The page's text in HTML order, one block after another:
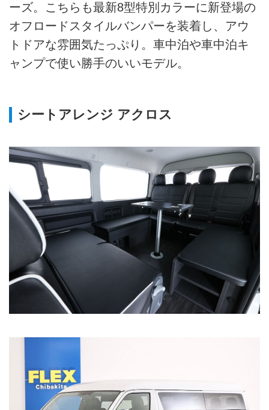
ーズ。こちらも最新8型特別カラーに新登場の
オフロードスタイルバンパーを装着し、アウ
トドアな雰囲気たっぷり。車中泊や車中泊キ
ャンプで使い勝手のいいモデル。
シートアレンジ アクロス